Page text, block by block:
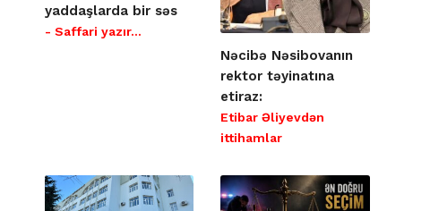
yaddaşlarda bir səs
- Saffari yazır…
Nəcibə Nəsibovanın
rektor təyinatına
etiraz:
Etibar Əliyevdən
ittihamlar